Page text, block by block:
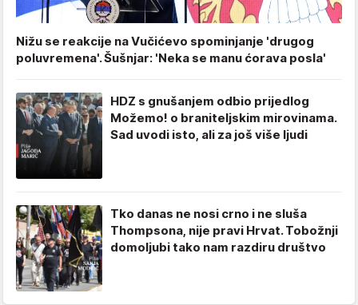
Nižu se reakcije na Vučićevo spominjanje 'drugog
poluvremena'. Šušnjar: 'Neka se manu ćorava posla'
HDZ s gnušanjem odbio prijedlog
Možemo! o braniteljskim mirovinama.
Sad uvodi isto, ali za još više ljudi
Tko danas ne nosi crno i ne sluša
Thompsona, nije pravi Hrvat. Tobožnji
domoljubi tako nam razdiru društvo